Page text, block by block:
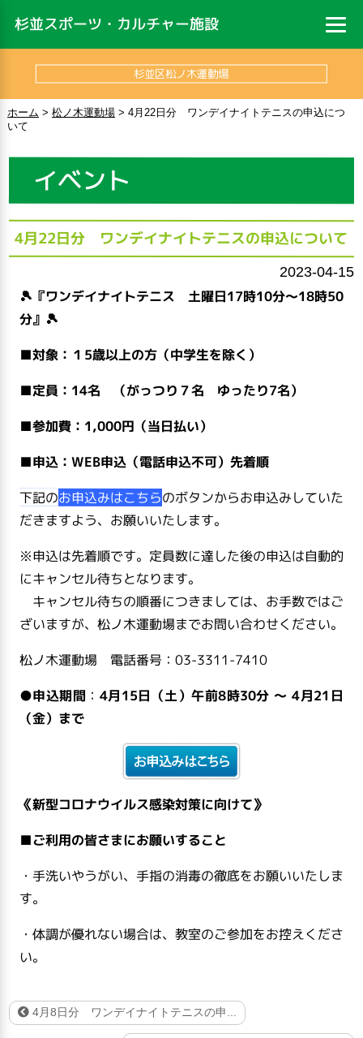
杉並スポーツ・カルチャー施設
杉並区松ノ木運動場
ホーム > 松ノ木運動場> 4月22日分 ワンデイナイトテニスの申込につ
いて
イベント
4月22日分 ワンデイナイトテニスの申込について
2023-04-15
🎾『ワンデイナイトテニス 土曜日17時10分～18時50
分』🎾
■対象：１5歳以上の方（中学生を除く）
■定員：14名 （がっつり７名 ゆったり7名）
■参加費：1,000円（当日払い）
■申込： WEB申込（電話申込不可） 先着順
下記のお申込みはこちらのボタンからお申込みしていた
だきますよう、お願いいたします。
※申込は先着順です。定員数に達した後の申込は自動的
にキャンセル待ちとなります。
キャンセル待ちの順番につきましては、お手数ではご
ざいますが、松ノ木運動場までお問い合わせください。
松ノ木運動場 電話番号：03-3311-7410
●申込期間 ： 4月15日（土）午前8時30分 ～ 4月21日
（金）まで
《新型コロナウイルス感染対策に向けて》
■ご利用の皆さまにお願いすること
・手洗いやうがい、手指の消毒の徹底をお願いいたしま
す。
・体調が優れない場合は、教室のご参加をお控えくださ
い。
4月8日分 ワンデイナイトテニスの申...